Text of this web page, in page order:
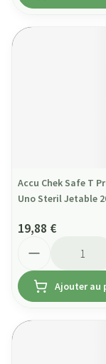
Accu Chek Safe T
Uno Steril Jetable
19,88 €
Ajouter au